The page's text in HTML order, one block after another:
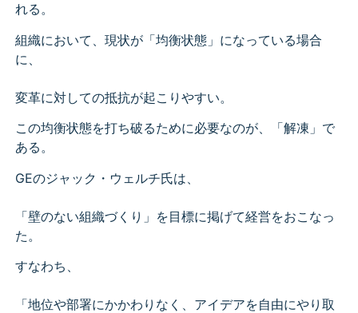
れる。
組織において、現状が「均衡状態」になっている場合
に、
変革に対しての抵抗が起こりやすい。
この均衡状態を打ち破るために必要なのが、「解凍」で
ある。
GEのジャック・ウェルチ氏は、
「壁のない組織づくり」を目標に掲げて経営をおこなっ
た。
すなわち、
「地位や部署にかかわりなく、アイデアを自由にやり取